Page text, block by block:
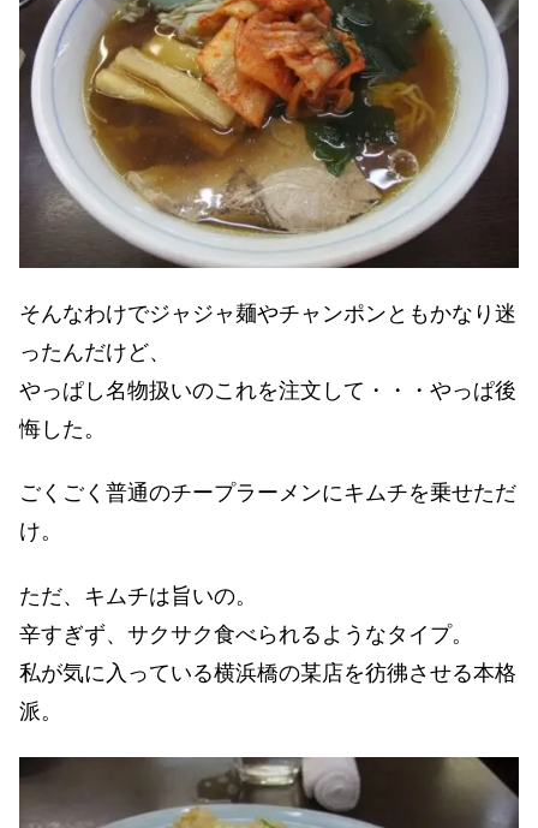
そんなわけでジャジャ麺やチャンポンともかなり迷
ったんだけど、
やっぱし名物扱いのこれを注文して・・・やっぱ後
悔した。
ごくごく普通のチープラーメンにキムチを乗せただ
け。
ただ、キムチは旨いの。
辛すぎず、サクサク食べられるようなタイプ。
私が気に入っている横浜橋の某店を彷彿させる本格
派。